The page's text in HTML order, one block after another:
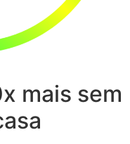
mais sem